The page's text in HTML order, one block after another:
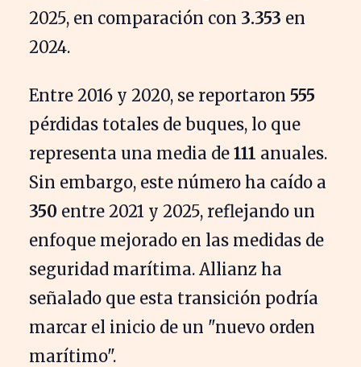
2025, en comparación con 3.353 en
2024.
Entre 2016 y 2020, se reportaron 555
pérdidas totales de buques, lo que
representa una media de 111 anuales.
Sin embargo, este número ha caído a
350 entre 2021 y 2025, reflejando un
enfoque mejorado en las medidas de
seguridad marítima. Allianz ha
señalado que esta transición podría
marcar el inicio de un "nuevo orden
marítimo".